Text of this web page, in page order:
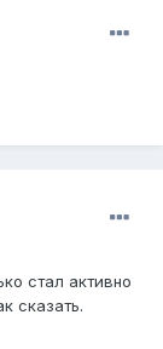
стал активно
сказать.